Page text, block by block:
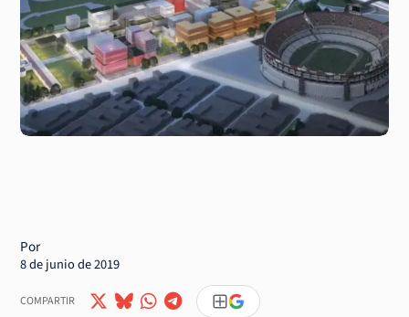
Por
8 de junio de 2019
COMPARTIR